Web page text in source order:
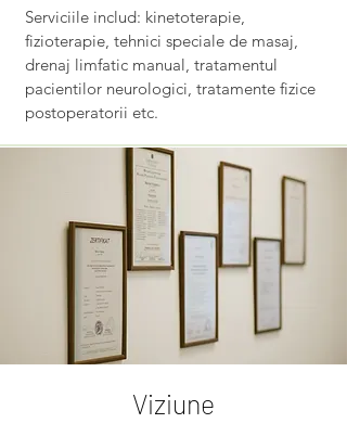
Serviciile includ: kinetoterapie,
fizioterapie, tehnici speciale de masaj,
drenaj limfatic manual, tratamentul
pacientilor neurologici, tratamente fizice
postoperatorii etc.
Viziune